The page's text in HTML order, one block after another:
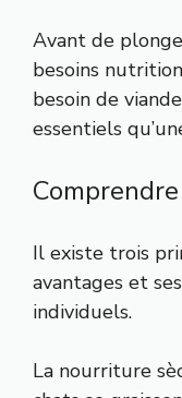
Avant de
besoins
besoin de
essentiels
Il existe trois
avantages et
individuels.
La nourriture